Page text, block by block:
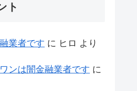
ト
業者です に ヒロ より
ンは闇金融業者です に